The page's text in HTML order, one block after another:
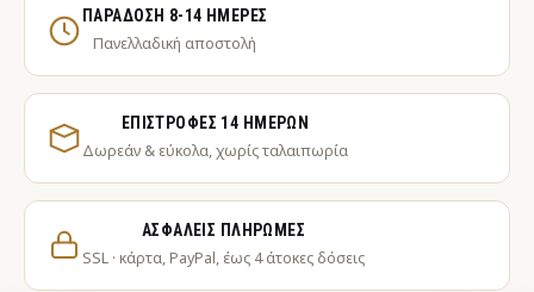
ΠΑΡΆΔΟΣΗ 8-14 ΗΜΈΡΕΣ
Πανελλαδική αποστολή
ΕΠΙΣΤΡΟΦΈΣ 14 ΗΜΕΡΏΝ
Δωρεάν & εύκολα, χωρίς ταλαιπωρία
ΑΣΦΑΛΕΊΣ ΠΛΗΡΩΜΈΣ
SSL · κάρτα, PayPal, έως 4 άτοκες δόσεις